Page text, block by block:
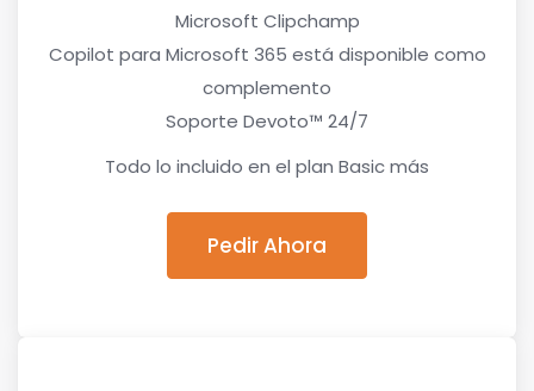
Microsoft Clipchamp
Copilot para Microsoft 365 está disponible como
complemento
Soporte Devoto™ 24/7
Todo lo incluido en el plan Basic más
Pedir Ahora